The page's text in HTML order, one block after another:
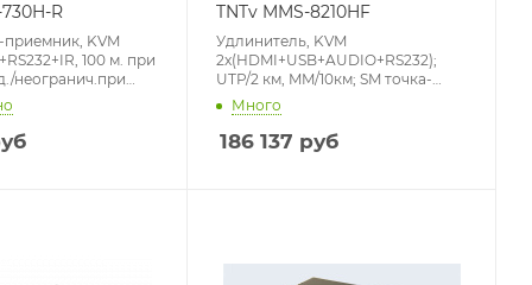
R
KVM
100 м. при
неогранич.при
GigabitEthernet
6/7, HDMI+4xUSB
бп 220>12V,,[TNTV
TNTv MMS-8210HF
Удлинитель, KVM
2x(HDMI+USB+AUDIO+RS232);
UTP/2 км, MM/10км; SM точка-
точка/неогранич. в пределах
LAN, 4xОптич.волокна
2xSFP(DLC);GbE (TCP/IP;IGMP),
DC 12V, 3840x2160, до 150м.
Много
186 137 руб